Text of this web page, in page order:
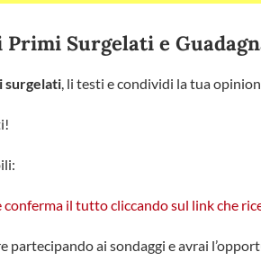
Surgelati e
surgelati, li testi e condividi la tua
il tutto cliccando sul link che
partecipando ai sondaggi e avrai